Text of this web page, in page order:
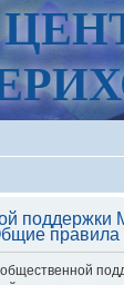
поддержки
правила